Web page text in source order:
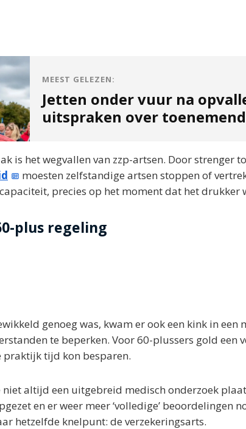
MEEST GELEZEN:
Jetten onder vuur na
uitspraken over
is het wegvallen van zzp-artsen. Door strenger
moesten zelfstandige artsen stoppen of
precies op het moment dat het drukker
plus regeling
genoeg was, kwam er ook een kink in een
te beperken. Voor 60-plussers gold een
praktijk tijd kon besparen.
altijd een uitgebreid medisch onderzoek
en er weer meer ‘volledige’ beoordelingen
hetzelfde knelpunt: de verzekeringsarts.